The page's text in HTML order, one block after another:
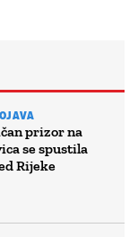
prizor na
se spustila
Rijeke